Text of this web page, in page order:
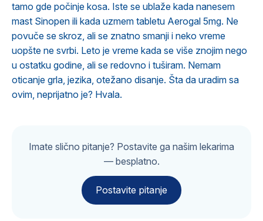
tamo gde počinje kosa. Iste se ublaže kada nanesem
mast Sinopen ili kada uzmem tabletu Aerogal 5mg. Ne
povuče se skroz, ali se znatno smanji i neko vreme
uopšte ne svrbi. Leto je vreme kada se više znojim nego
u ostatku godine, ali se redovno i tuširam. Nemam
oticanje grla, jezika, otežano disanje. Šta da uradim sa
ovim, neprijatno je? Hvala.
Imate slično pitanje? Postavite ga našim lekarima
— besplatno.
Postavite pitanje